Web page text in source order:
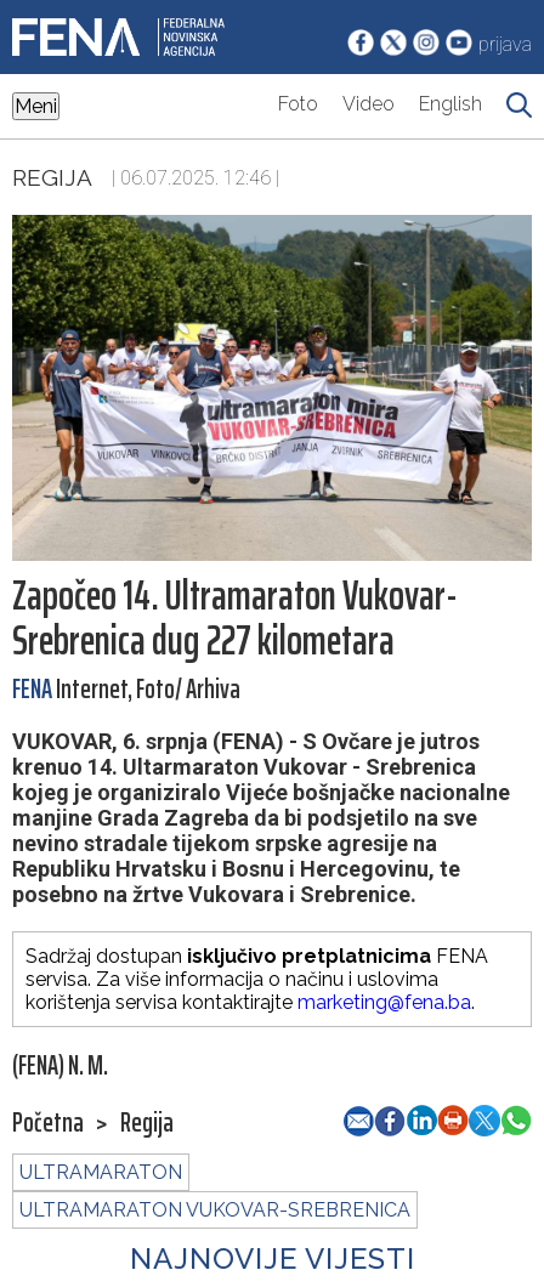
prijava
Meni Foto Video English
REGIJA | 06.07.2025. 12:46 |
Započeo 14. Ultramaraton Vukovar-
Srebrenica dug 227 kilometara
FENAInternet, Foto/ Arhiva
VUKOVAR, 6. srpnja (FENA) - S Ovčare je jutros
krenuo 14. Ultarmaraton Vukovar - Srebrenica
kojeg je organiziralo Vijeće bošnjačke nacionalne
manjine Grada Zagreba da bi podsjetilo na sve
nevino stradale tijekom srpske agresije na
Republiku Hrvatsku i Bosnu i Hercegovinu, te
posebno na žrtve Vukovara i Srebrenice.
Sadržaj dostupan isključivo pretplatnicima FENA
servisa. Za više informacija o načinu i uslovima
korištenja servisa kontaktirajte marketing@fena.ba.
(FENA) N. M.
Početna > Regija
ULTRAMARATON
ULTRAMARATON VUKOVAR-SREBRENICA
NAJNOVIJE VIJESTI